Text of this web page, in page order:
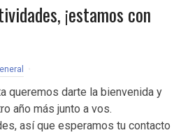
¡estamos con
queremos darte la bienvenida y
año más junto a vos.
así que esperamos tu contacto